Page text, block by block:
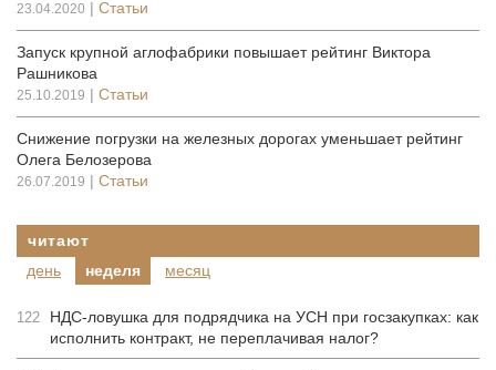
23.04.2020 | Статьи
Запуск крупной аглофабрики повышает рейтинг Виктора
Рашникова
25.10.2019 | Статьи
Снижение погрузки на железных дорогах уменьшает рейтинг
Олега Белозерова
26.07.2019 | Статьи
читают
день
неделя месяц
122
НДС-ловушка для подрядчика на УСН при госзакупках: как
исполнить контракт, не переплачивая налог?